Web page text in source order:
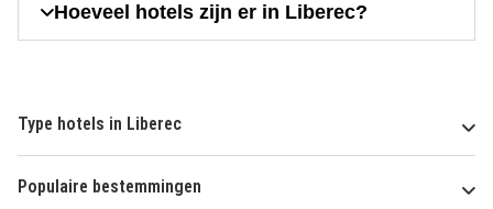
Hoeveel hotels zijn er in Liberec?
Type hotels in Liberec
Populaire bestemmingen